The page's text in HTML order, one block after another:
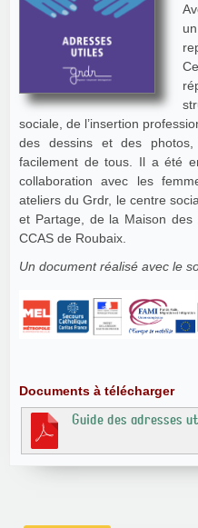
sociale, de l’insertion
des dessins et des
facilement de tous. Il a été
collaboration avec les
ateliers du Grdr, le centre
et Partage, de la Maison des
CCAS de Roubaix.
Un document réalisé avec le
Documents à télécharger
Guide des adresses